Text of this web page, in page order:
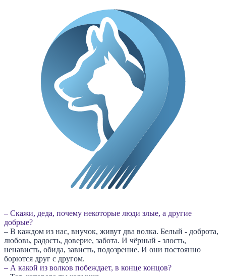
– Скажи, деда, почему некоторые люди злые, а другие
добрые?
– В каждом из нас, внучок, живут два волка. Белый - доброта,
любовь, радость, доверие, забота. И чёрный - злость,
ненависть, обида, зависть, подозрение. И они постоянно
борются друг с другом.
– А какой из волков побеждает, в конце концов?